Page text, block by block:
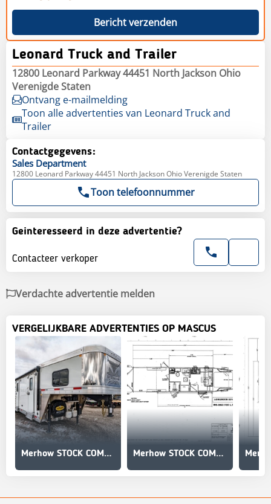
Bericht verzenden
Leonard Truck and Trailer
12800 Leonard Parkway 44451 North Jackson Ohio
Verenigde Staten
Ontvang e-mailmelding
Toon alle advertenties van Leonard Truck and
Trailer
Contactgegevens:
Sales Department
12800 Leonard Parkway 44451 North Jackson Ohio Verenigde Staten
Toon telefoonnummer
Geinteresseerd in deze advertentie?
Contacteer verkoper
Verdachte advertentie melden
VERGELIJKBARE ADVERTENTIES OP MASCUS
Merhow STOCK COMBO NON-STANDARD FLOOR PLAN Merhow STOCK COMBO NON-STANDARD FLOOR PLAN